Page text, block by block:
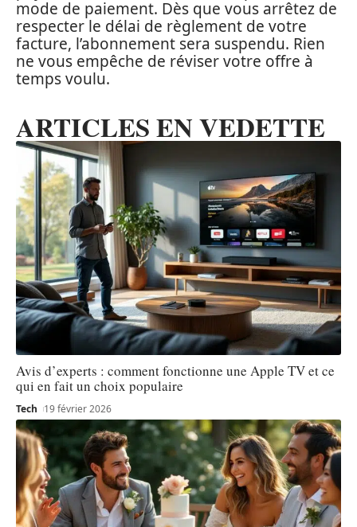
mode de paiement. Dès que vous arrêtez de
respecter le délai de règlement de votre
facture, l’abonnement sera suspendu. Rien
ne vous empêche de réviser votre offre à
temps voulu.
ARTICLES EN VEDETTE
Avis d’experts : comment fonctionne une Apple TV et ce
qui en fait un choix populaire
Tech 19 février 2026